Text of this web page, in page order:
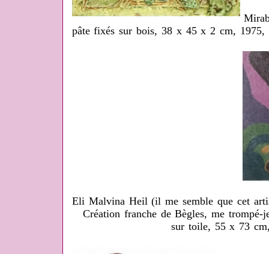
pâte fixés sur bois, 38 x 45 x 2 cm, 1975,
Eli Malvina Heil (il me semble que cet
Création franche de Bègles, me
sur toile, 55 x 73